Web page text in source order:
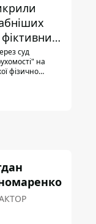
суд
на
фізично